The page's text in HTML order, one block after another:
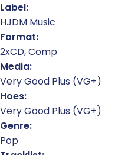
Label:
HJDM Music
Format:
2xCD, Comp
Media:
Very Good Plus (VG+)
Hoes:
Very Good Plus (VG+)
Genre:
Pop